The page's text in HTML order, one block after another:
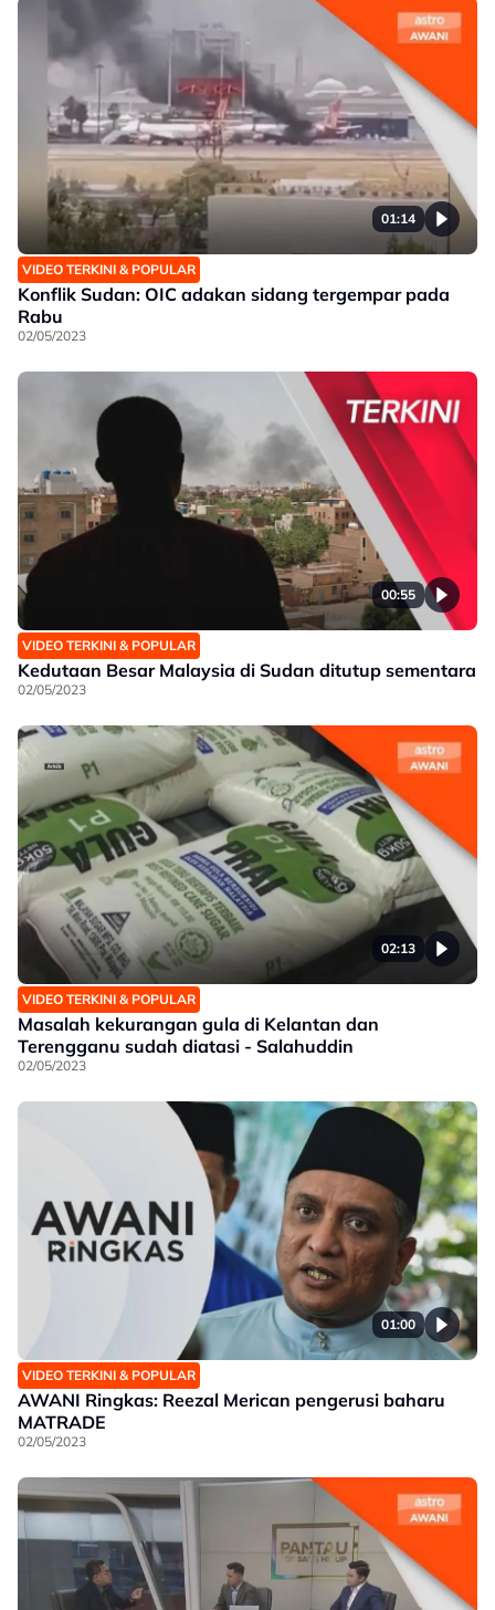
01:14
VIDEO TERKINI & POPULAR
Konflik Sudan: OIC adakan sidang tergempar pada
Rabu
02/05/2023
00:55
VIDEO TERKINI & POPULAR
Kedutaan Besar Malaysia di Sudan ditutup sementara
02/05/2023
02:13
VIDEO TERKINI & POPULAR
Masalah kekurangan gula di Kelantan dan
Terengganu sudah diatasi - Salahuddin
02/05/2023
01:00
VIDEO TERKINI & POPULAR
AWANI Ringkas: Reezal Merican pengerusi baharu
MATRADE
02/05/2023